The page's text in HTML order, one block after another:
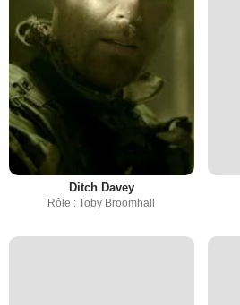
Ditch Davey
Rôle : Toby Broomhall